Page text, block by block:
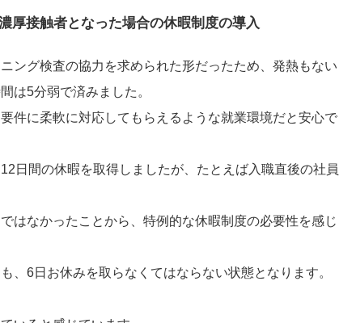
厚接触者となった場合の休暇制度の導入
ング検査の協力を求められた形だったため、発熱もない
は5分弱で済みました。
件に柔軟に対応してもらえるような就業環境だと安心で
日間の休暇を取得しましたが、たとえば入職直後の社員
はなかったことから、特例的な休暇制度の必要性を感じ
、6日お休みを取らなくてはならない状態となります。